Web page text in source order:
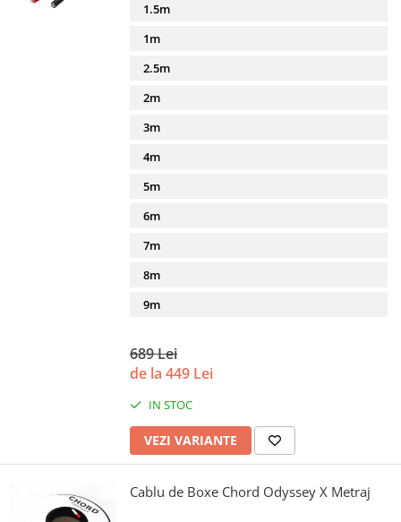
1.5m
1m
2.5m
2m
3m
4m
5m
6m
7m
8m
9m
689 Lei
de la 449 Lei
IN STOC
VEZI VARIANTE
Cablu de Boxe Chord Odyssey X Metraj